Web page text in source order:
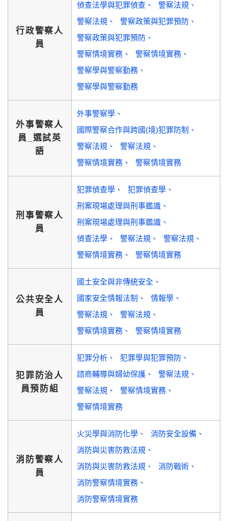
行政警察人
員
偵查法學與犯罪偵查
警察法規
警察法規
警察政策與犯罪預防
警察政策與犯罪預防
警察情境實務
警察情境實務
警察學與警察勤務
警察學與警察勤務
外事警察人
員_選試英
語
外事警察學
國際警察合作與跨國(境)犯罪防制
警察法規
警察法規
警察情境實務
警察情境實務
刑事警察人
員
犯罪偵查學
犯罪偵查學
刑案現場處理與刑事鑑識
刑案現場處理與刑事鑑識
偵查法學
警察法規
警察法規
警察情境實務
警察情境實務
公共安全人
員
國土安全與非傳統安全
國家安全情報法制
情報學
警察法規
警察法規
警察情境實務
警察情境實務
犯罪防治人
員預防組
犯罪分析
犯罪學與犯罪預防
諮商輔導與婦幼保護
警察法規
警察法規
警察情境實務
警察情境實務
消防警察人
員
火災學與消防化學
消防安全設備
消防與災害防救法規
消防與災害防救法規
消防戰術
消防警察情境實務
消防警察情境實務